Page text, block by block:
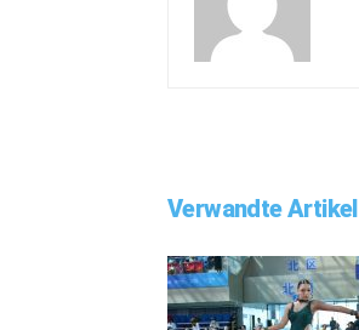
Verwandte Artikel